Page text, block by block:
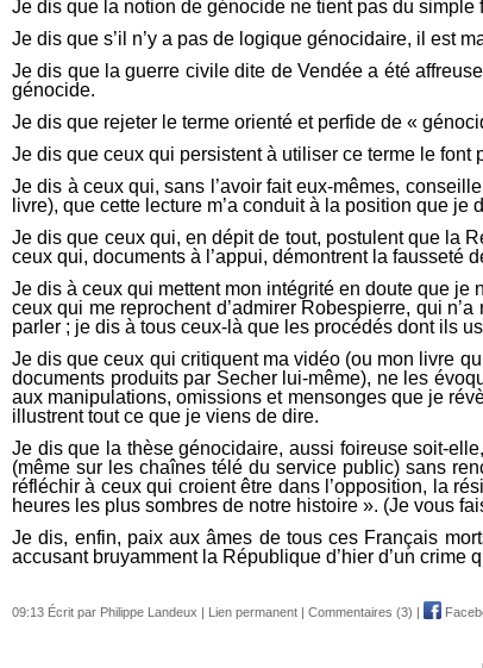
Je dis que la notion de génocide ne tient pas du simple
Je dis que s’il n’y a pas de logique génocidaire, il est
Je dis que la guerre civile dite de Vendée a été
génocide.
Je dis que rejeter le terme orienté et perfide de «
Je dis que ceux qui persistent à utiliser ce terme le font
Je dis à ceux qui, sans l’avoir fait eux-mêmes,
livre), que cette lecture m’a conduit à la position que
Je dis que ceux qui, en dépit de tout, postulent que la
ceux qui, documents à l’appui, démontrent la fausseté
Je dis à ceux qui mettent mon intégrité en doute que
ceux qui me reprochent d’admirer Robespierre, qui
parler ; je dis à tous ceux-là que les procédés dont ils
Je dis que ceux qui critiquent ma vidéo (ou mon livre
documents produits par Secher lui-même), ne les
aux manipulations, omissions et mensonges que je
illustrent tout ce que je viens de dire.
Je dis que la thèse génocidaire, aussi foireuse soit-
(même sur les chaînes télé du service public) sans
réfléchir à ceux qui croient être dans l’opposition, la
heures les plus sombres de notre histoire ». (Je vous
Je dis, enfin, paix aux âmes de tous ces Français
accusant bruyamment la République d’hier d’un crime
09:13 Écrit par Philippe Landeux | Lien permanent Commentaires (3)